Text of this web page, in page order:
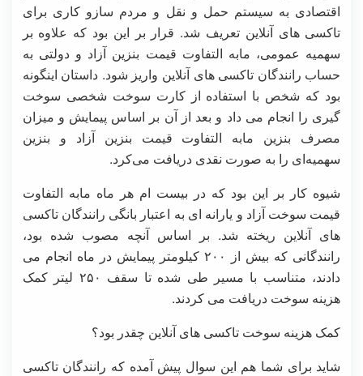
اقتصادی به سیستم حمل و نقل و مردم سازو کاری برای
تاکسی های آنلاین تعریف شد. قرار بر این بود که علاوه بر
سهمیه عمومی، مابه التفاوت قیمت بنزین آزاد و دولتی به
حساب رانندگان تاکسی های آنلاین واریز شود. داستان اینگونه
بود که شخص با استفاده از کارت سوخت شخصی سوخت
گیری را انجام می داد و بعد از آن بر اساس پیمایش و میزان
مصرف بنزین مابه التفاوت قیمت بنزین آزاد و بنزین
سهمیه‌ای را به صورت نقدی دریافت می‌کرد.
شیوه کار بر این بود که در بیست ام هر ماه مابه التفاوت
قیمت سوخت آزاد و یارانه ای به اعتبار بانگی رانندگان تاکسی
های آنلاین ریخته شد. بر اساس آنچه مصوب شده بود،
رانندگانی که بیش از ۲۰۰ کیلومتر پیمایش در ماه انجام می
دادند، متناسب با مسیر طی شده تا سقف ۲۵۰ لیتر کمک
هزینه سوخت دریافت می کردند.
کمک هزینه سوخت تاکسی های آنلاین چقدر بود؟
شاید برای شما هم این سوال پیش آمده که رانندگان تاکسی